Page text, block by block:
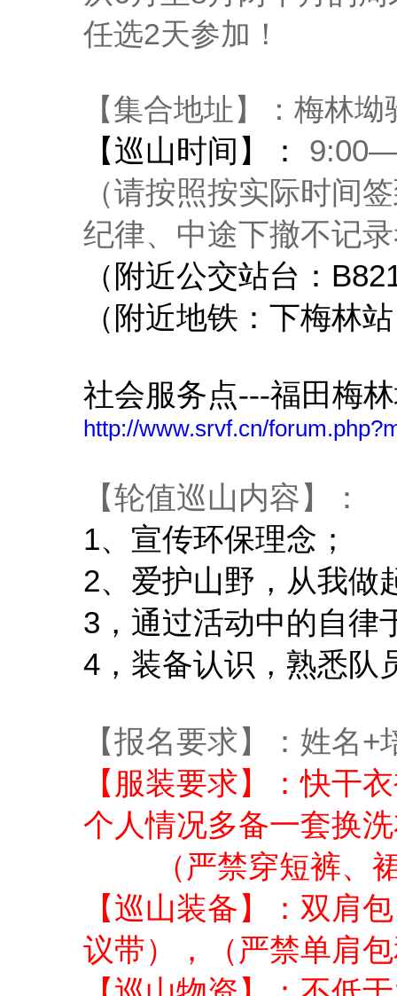
任选2天参加！
【集合地址】：梅林坳
【巡山时间】：
（请按照按实际时间
纪律、中途下撤不记
（附近公交站台：
（附近地铁：下梅林
社会服务点---福田梅
http://www.srvf.cn/
【轮值巡山内容】：
1、宣传环保理念；
2、爱护山野，从我做
3 ，通过活动中的自
4 ，装备认识，熟悉队
【报名要求】：姓名+
【服装要求】：快干
个人情况多备一套换
（严禁穿短裤、裙
【巡山装备】：双肩
议带），（严禁单肩